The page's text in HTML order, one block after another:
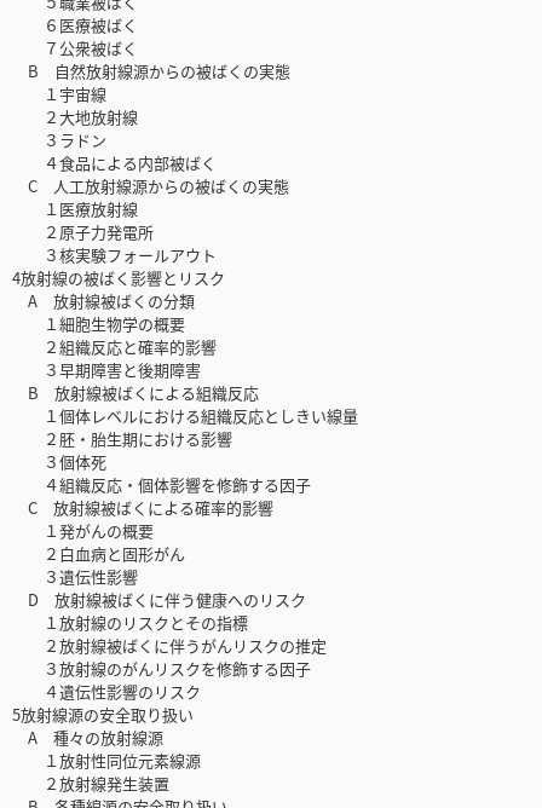
６医療被ばく
７公衆被ばく
B 自然放射線源からの被ばくの実態
１宇宙線
２大地放射線
３ラドン
４食品による内部被ばく
C 人工放射線源からの被ばくの実態
１医療放射線
２原子力発電所
３核実験フォールアウト
4放射線の被ばく影響とリスク
A 放射線被ばくの分類
１細胞生物学の概要
２組織反応と確率的影響
３早期障害と後期障害
B 放射線被ばくによる組織反応
１個体レベルにおける組織反応としきい線量
２胚・胎生期における影響
３個体死
４組織反応・個体影響を修飾する因子
C 放射線被ばくによる確率的影響
１発がんの概要
２白血病と固形がん
３遺伝性影響
D 放射線被ばくに伴う健康へのリスク
１放射線のリスクとその指標
２放射線被ばくに伴うがんリスクの推定
３放射線のがんリスクを修飾する因子
４遺伝性影響のリスク
5放射線源の安全取り扱い
A 種々の放射線源
１放射性同位元素線源
２放射線発生装置